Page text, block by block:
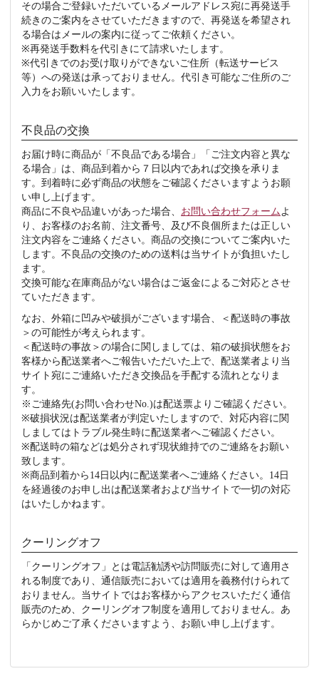
その場合ご登録いただいているメールアドレス宛に再発送手
続きのご案内をさせていただきますので、再発送を希望され
る場合はメールの案内に従ってご依頼ください。
※再発送手数料を代引きにて請求いたします。
※代引きでのお受け取りができないご住所（転送サービス
等）への発送は承っておりません。代引き可能なご住所のご
入力をお願いいたします。
不良品の交換
お届け時に商品が「不良品である場合」「ご注文内容と異な
る場合」は、商品到着から７日以内であれば交換を承りま
す。到着時に必ず商品の状態をご確認くださいますようお願
い申し上げます。
商品に不良や品違いがあった場合、 お問い合わせフォームよ
り、お客様のお名前、注文番号、及び不良個所または正しい
注文内容をご連絡ください。商品の交換についてご案内いた
します。不良品の交換のための送料は当サイトが負担いたし
ます。
交換可能な在庫商品がない場合はご返金によるご対応とさせ
ていただきます。
なお、外箱に凹みや破損がございます場合、＜配送時の事故
＞の可能性が考えられます。
＜配送時の事故＞の場合に関しましては、箱の破損状態をお
客様から配送業者へご報告いただいた上で、配送業者より当
サイト宛にご連絡いただき交換品を手配する流れとなりま
す。
※ご連絡先(お問い合わせNo.)は配送票よりご確認ください。
※破損状況は配送業者が判定いたしますので、対応内容に関
しましてはトラブル発生時に配送業者へご確認ください。
※配送時の箱などは処分されず現状維持でのご連絡をお願い
致します。
※商品到着から14日以内に配送業者へご連絡ください。14日
を経過後のお申し出は配送業者および当サイトで一切の対応
はいたしかねます。
クーリングオフ
「クーリングオフ」とは電話勧誘や訪問販売に対して適用さ
れる制度であり、通信販売においては適用を義務付けられて
おりません。当サイトではお客様からアクセスいただく通信
販売のため、クーリングオフ制度を適用しておりません。あ
らかじめご了承くださいますよう、お願い申し上げます。